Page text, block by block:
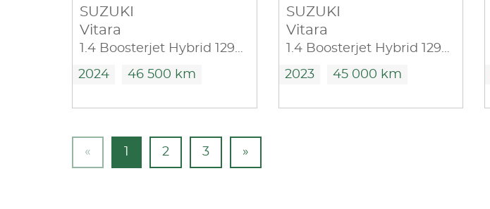
SUZUKI
Vitara
1.4 Boosterjet Hybrid 129ch Privilège Allgrip
2024 46 500 km
SUZUKI
Vitara
1.4 Boosterjet Hybrid 129ch Style Allgrip
2023 45 000 km
« 2 3 »